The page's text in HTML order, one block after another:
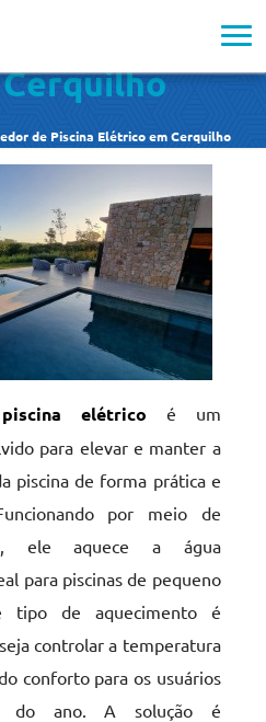
Piscina
de Piscina Elétrico em Cerquilho
elétrico é um
para elevar e manter a
piscina de forma prática e
por meio de
ele aquece a água
para piscinas de pequeno
tipo de aquecimento é
controlar a temperatura
conforto para os usuários
do ano. A solução é